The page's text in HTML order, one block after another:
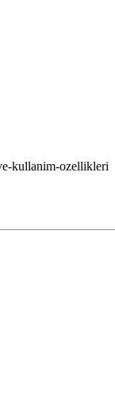
kullanim-ozellikleri